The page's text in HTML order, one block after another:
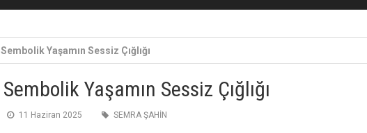
Sembolik Yaşamın Sessiz Çığlığı
Sembolik Yaşamın Sessiz Çığlığı
11 Haziran 2025 SEMRA ŞAHİN